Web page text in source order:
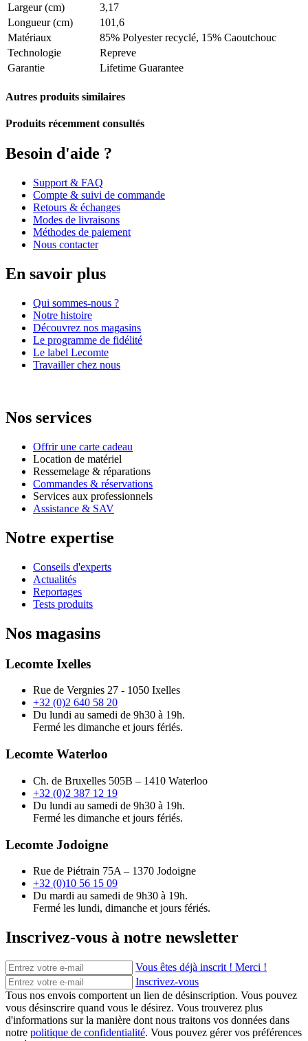
Largeur (cm)
3,17
Longueur (cm)
101,6
Matériaux
85% Polyester recyclé, 15% Caoutchouc
Technologie
Repreve
Garantie
Lifetime Guarantee
Autres produits similaires
Produits récemment consultés
Besoin d'aide ?
Support & FAQ
Compte & suivi de commande
Retours & échanges
Modes de livraisons
Méthodes de paiement
Nous contacter
En savoir plus
Qui sommes-nous ?
Notre histoire
Découvrez nos magasins
Le programme de fidélité
Le label Lecomte
Travailler chez nous
Nos services
Offrir une carte cadeau
Location de matériel
Ressemelage & réparations
Commandes & réservations
Services aux professionnels
Assistance & SAV
Notre expertise
Conseils d'experts
Actualités
Reportages
Tests produits
Nos magasins
Lecomte Ixelles
Rue de Vergnies 27 - 1050 Ixelles
+32 (0)2 640 58 20
Du lundi au samedi de 9h30 à 19h.
Fermé les dimanche et jours fériés.
Lecomte Waterloo
Ch. de Bruxelles 505B – 1410 Waterloo
+32 (0)2 387 12 19
Du lundi au samedi de 9h30 à 19h.
Fermé les dimanche et jours fériés.
Lecomte Jodoigne
Rue de Piétrain 75A – 1370 Jodoigne
+32 (0)10 56 15 09
Du mardi au samedi de 9h30 à 19h.
Fermé les lundi, dimanche et jours fériés.
Inscrivez-vous à notre newsletter
Vous êtes déjà inscrit ! Merci !
Inscrivez-vous
Tous nos envois comportent un lien de désinscription. Vous pouvez
vous désinscrire quand vous le désirez. Vous trouverez plus
d'informations sur la manière dont nous traitons vos données dans
notre politique de confidentialité. Vous pouvez gérer vos préférences